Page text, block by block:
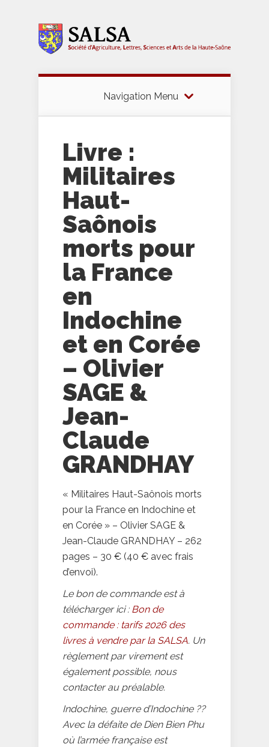
Navigation Menu
Livre :
Militaires
Haut-
Saônois
morts pour
la France
en
Indochine
et en Corée
– Olivier
SAGE &
Jean-
Claude
GRANDHAY
« Militaires Haut-Saônois morts
pour la France en Indochine et
en Corée » – Olivier SAGE &
Jean-Claude GRANDHAY – 262
pages – 30 € (40 € avec frais
d’envoi).
Le bon de commande est à
télécharger ici : Bon de
commande : tarifs 2026 des
livres à vendre par la SALSA. Un
règlement par virement est
également possible, nous
contacter au préalable.
Indochine, guerre d’Indochine ??
Avec la défaite de Dien Bien Phu
où l’armée française est